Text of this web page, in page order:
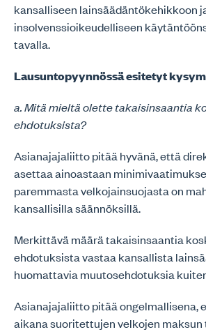
kansalliseen lainsäädäntökehikkoon
insolvenssioikeudelliseen
tavalla.
Lausuntopyynnössä esitetyt
a. Mitä mieltä olette takaisinsaantia
ehdotuksista?
Asianajajaliitto pitää hyvänä, että
asettaa ainoastaan
paremmasta velkojainsuojasta on
kansallisilla säännöksillä.
Merkittävä määrä takaisinsaantia
ehdotuksista vastaa kansallista
huomattavia muutosehdotuksia
Asianajajaliitto pitää ongelmallisena,
aikana suoritettujen velkojen maksun